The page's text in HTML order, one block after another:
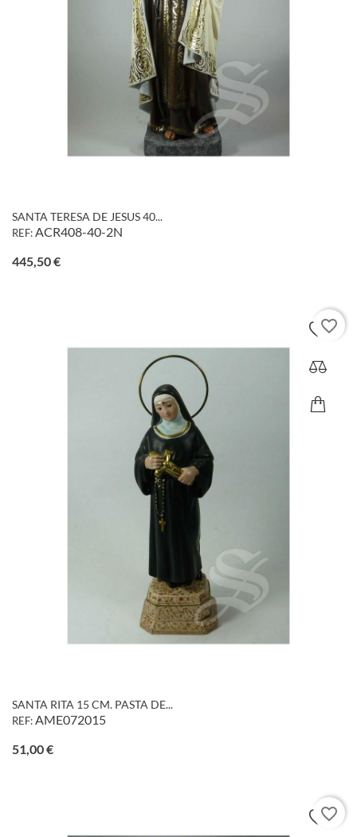
SANTA TERESA DE JESUS 40...
REF:ACR408-40-2N
445,50 €Precio
SANTA RITA 15 CM. PASTA DE...
REF:AME072015
51,00 €Precio
favorite_border
favorite_border